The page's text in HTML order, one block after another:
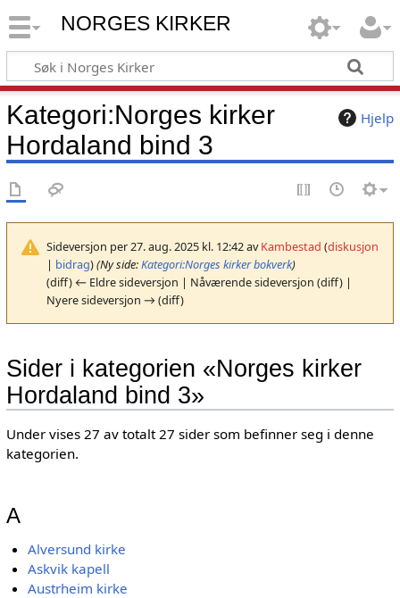
NORGES KIRKER
Hjelp
Kategori:Norges kirker
Hordaland bind 3
Sideversjon per 27. aug. 2025 kl. 12:42 avKambestad (diskusjon
| bidrag)(Ny side:Kategori:Norges kirker bokverk)
(diff) ← Eldre sideversjon | Nåværende sideversjon (diff) |
Nyere sideversjon → (diff)
Sider i kategorien «Norges kirker
Hordaland bind 3»
Under vises 27 av totalt 27 sider som befinner seg i denne
kategorien.
A
Alversund kirke
Askvik kapell
Austrheim kirke